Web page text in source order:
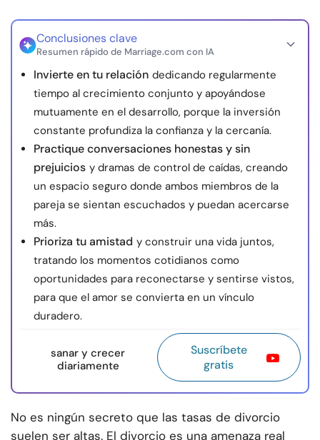
nosotros
© Copyright 2026. Todos los derechos reservados.
Conclusiones clave
Resumen rápido de Marriage.com con IA
Invierte en tu relación dedicando regularmente
tiempo al crecimiento conjunto y apoyándose
mutuamente en el desarrollo, porque la inversión
constante profundiza la confianza y la cercanía.
Practique conversaciones honestas y sin
prejuicios y dramas de control de caídas, creando
un espacio seguro donde ambos miembros de la
pareja se sientan escuchados y puedan acercarse
más.
Prioriza tu amistad y construir una vida juntos,
tratando los momentos cotidianos como
oportunidades para reconectarse y sentirse vistos,
para que el amor se convierta en un vínculo
duradero.
sanar y crecer
diariamente
Suscríbete
gratis
No es ningún secreto que las tasas de divorcio
suelen ser altas. El divorcio es una amenaza real